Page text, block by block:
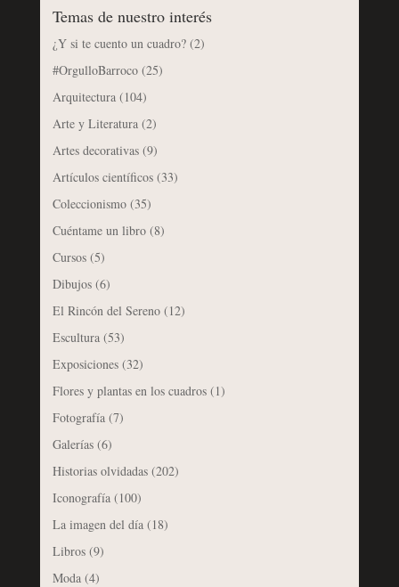
Temas de nuestro interés
¿Y si te cuento un cuadro?(2)
#OrgulloBarroco(25)
Arquitectura(104)
Arte y Literatura(2)
Artes decorativas(9)
Artículos científicos(33)
Coleccionismo(35)
Cuéntame un libro(8)
Cursos(5)
Dibujos(6)
El Rincón del Sereno(12)
Escultura(53)
Exposiciones(32)
Flores y plantas en los cuadros(1)
Fotografía(7)
Galerías(6)
Historias olvidadas(202)
Iconografía(100)
La imagen del día(18)
Libros(9)
Moda(4)